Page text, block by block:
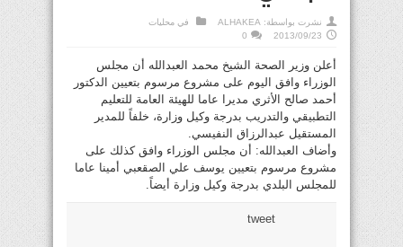
نشرت بواسطة: ALHAKEA في محليات
2013/09/23
0
أعلن وزير الصحة الشيخ محمد العبدالله أن مجلس
الوزراء وافق اليوم على مشروع مرسوم بتعيين الدكتور
أحمد صالح الأثري مديرا عاما للهيئة العامة للتعليم
التطبيقي والتدريب بدرجة وكيل وزارة، خلفاً للمدير
المستقيل عبدالرزاق النفيسي.
وأضاف العبدالله: أن مجلس الوزراء وافق كذلك على
مشروع مرسوم بتعيين يوسف علي الصقعبي أمينا عاما
للمجلس البلدي بدرجة وكيل وزارة أيضاً.
tweet